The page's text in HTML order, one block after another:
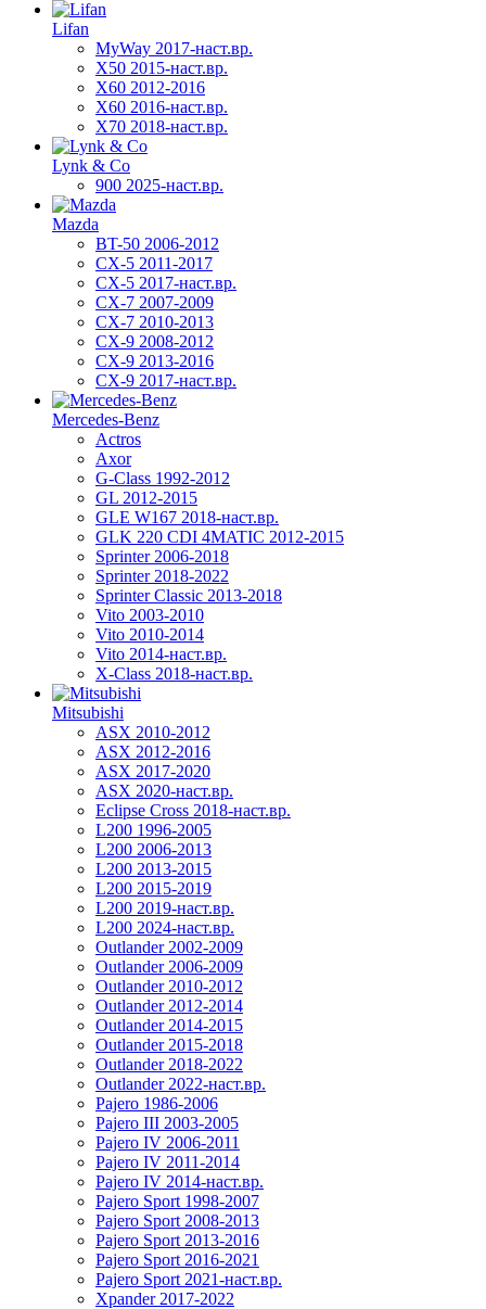
Lifan
MyWay 2017-наст.вр.
X50 2015-наст.вр.
X60 2012-2016
X60 2016-наст.вр.
X70 2018-наст.вр.
Lynk & Co
900 2025-наст.вр.
Mazda
BT-50 2006-2012
CX-5 2011-2017
CX-5 2017-наст.вр.
CX-7 2007-2009
CX-7 2010-2013
CX-9 2008-2012
CX-9 2013-2016
CX-9 2017-наст.вр.
Mercedes-Benz
Actros
Axor
G-Class 1992-2012
GL 2012-2015
GLE W167 2018-наст.вр.
GLK 220 CDI 4MATIC 2012-2015
Sprinter 2006-2018
Sprinter 2018-2022
Sprinter Classic 2013-2018
Vito 2003-2010
Vito 2010-2014
Vito 2014-наст.вр.
X-Class 2018-наст.вр.
Mitsubishi
ASX 2010-2012
ASX 2012-2016
ASX 2017-2020
ASX 2020-наст.вр.
Eclipse Cross 2018-наст.вр.
L200 1996-2005
L200 2006-2013
L200 2013-2015
L200 2015-2019
L200 2019-наст.вр.
L200 2024-наст.вр.
Outlander 2002-2009
Outlander 2006-2009
Outlander 2010-2012
Outlander 2012-2014
Outlander 2014-2015
Outlander 2015-2018
Outlander 2018-2022
Outlander 2022-наст.вр.
Pajero 1986-2006
Pajero III 2003-2005
Pajero IV 2006-2011
Pajero IV 2011-2014
Pajero IV 2014-наст.вр.
Pajero Sport 1998-2007
Pajero Sport 2008-2013
Pajero Sport 2013-2016
Pajero Sport 2016-2021
Pajero Sport 2021-наст.вр.
Xpander 2017-2022